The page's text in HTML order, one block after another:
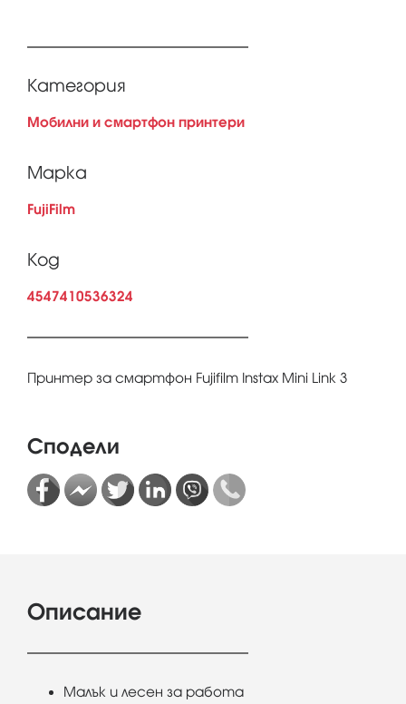
Категория
Мобилни и смартфон принтери
Марка
FujiFilm
Код
4547410536324
Принтер за смартфон Fujifilm Instax Mini Link 3
Сподели
Описание
Малък и лесен за работа